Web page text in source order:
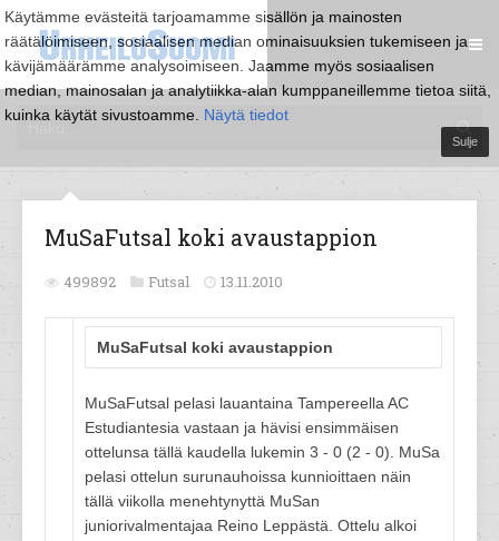
Käytämme evästeitä tarjoamamme sisällön ja mainosten
räätälöimiseen, sosiaalisen median ominaisuuksien tukemiseen ja
kävijämäärämme analysoimiseen. Jaamme myös sosiaalisen
median, mainosalan ja analytiikka-alan kumppaneillemme tietoa siitä,
kuinka käytät sivustoamme. Näytä tiedot
Sulje
MuSaFutsal koki avaustappion
499892 Futsal 13.11.2010
MuSaFutsal koki avaustappion
MuSaFutsal pelasi lauantaina Tampereella AC
Estudiantesia vastaan ja hävisi ensimmäisen
ottelunsa tällä kaudella lukemin 3 - 0 (2 - 0). MuSa
pelasi ottelun surunauhoissa kunnioittaen näin
tällä viikolla menehtynyttä MuSan
juniorivalmentajaa Reino Leppästä. Ottelu alkoi